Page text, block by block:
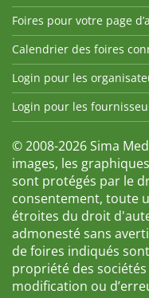
Foires pour votre page
Calendrier des foires
Login pour les
Login pour les
© 2008-2026 Sima
images, les
sont protégés par le
consentement, toute
étroites du droit
admonesté sans
de foires indiqués
propriété des
modification ou